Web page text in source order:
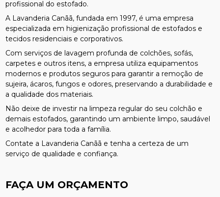
profissional do estofado.
A Lavanderia Canãã, fundada em 1997, é uma empresa
especializada em higienização profissional de estofados e
tecidos residenciais e corporativos.
Com serviços de lavagem profunda de colchões, sofás,
carpetes e outros itens, a empresa utiliza equipamentos
modernos e produtos seguros para garantir a remoção de
sujeira, ácaros, fungos e odores, preservando a durabilidade e
a qualidade dos materiais.
Não deixe de investir na limpeza regular do seu colchão e
demais estofados, garantindo um ambiente limpo, saudável
e acolhedor para toda a família.
Contate a Lavanderia Canãã e tenha a certeza de um
serviço de qualidade e confiança.
FAÇA UM ORÇAMENTO